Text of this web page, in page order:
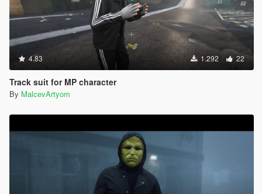
4.83 1.292 22
Track suit for MP character
By MalcevArtyom